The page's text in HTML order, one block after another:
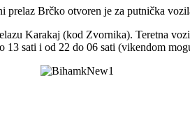
prelaz Brčko otvoren je za putnička
Karakaj (kod Zvornika). Teretna
sati i od 22 do 06 sati (vikendom